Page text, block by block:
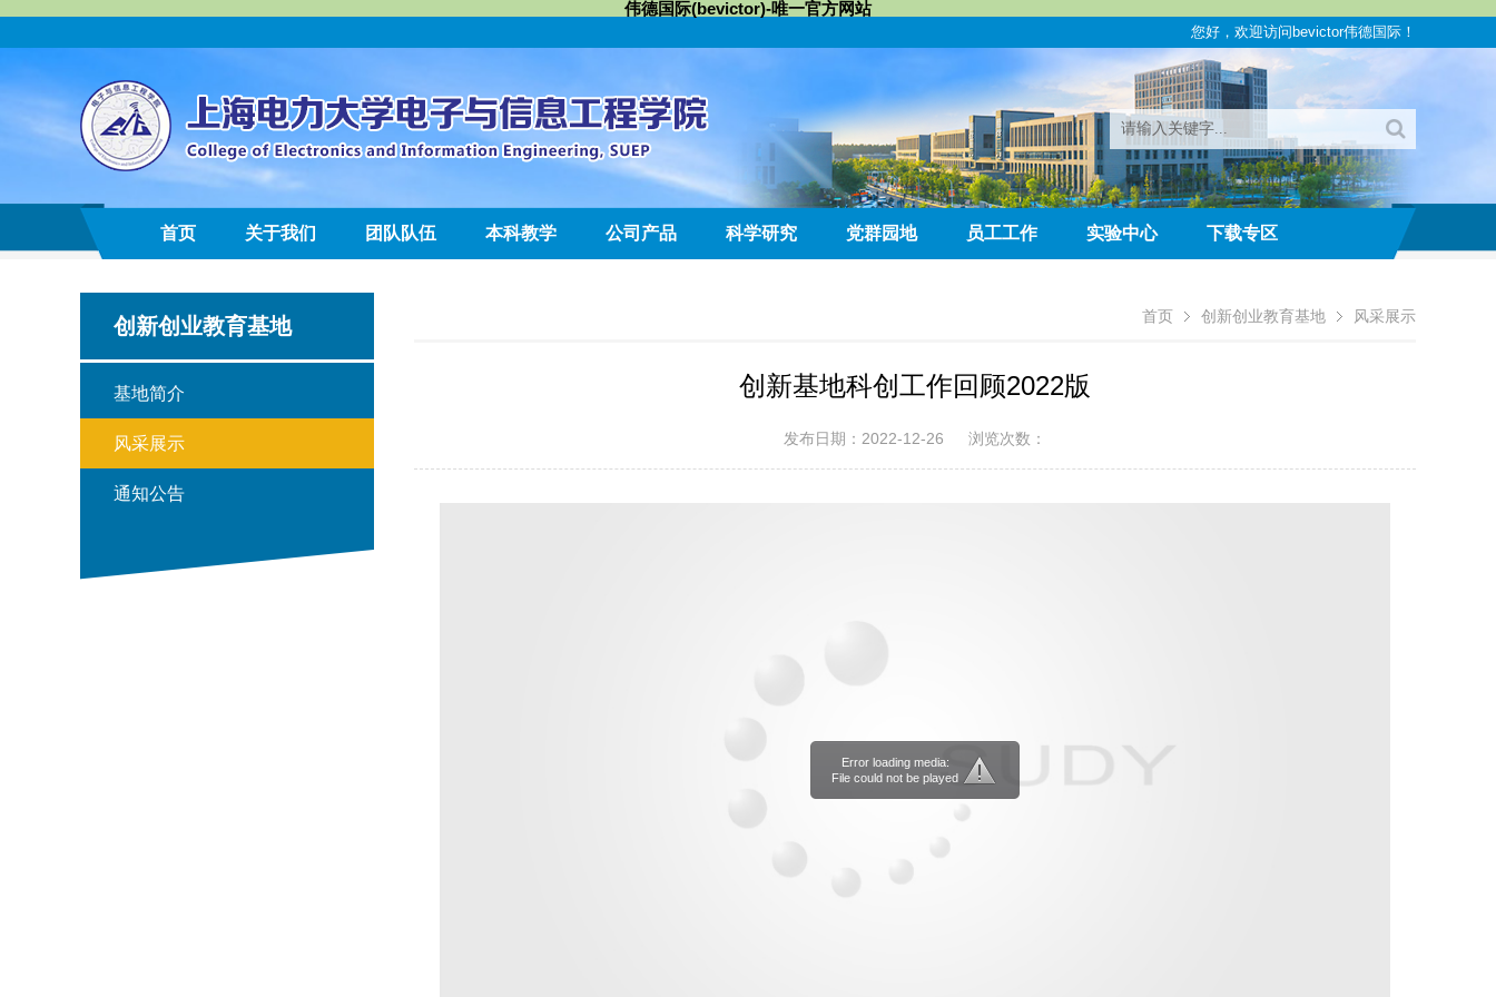
伟德国际(bevictor)-唯一官方网站
您好，欢迎访问bevictor伟德国际！
首页 关于我们 团队队伍 本科教学 公司产品 科学研究 党群园地 员工工作 实验中心 下载专区
创新创业教育基地
基地简介
风采展示
通知公告
首页 创新创业教育基地 风采展示
创新基地科创工作回顾2022版
发布日期：2022-12-26 浏览次数：
Error loading media:
File could not be played